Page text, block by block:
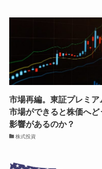
市場再編。東証プレミア
市場ができると株価へど
影響があるのか？
株式投資